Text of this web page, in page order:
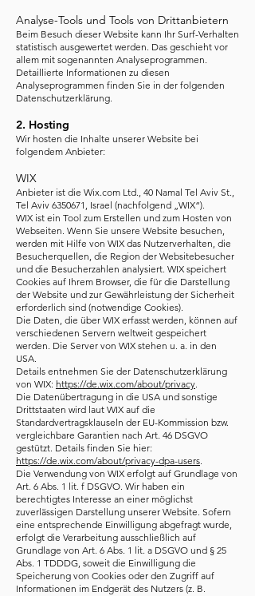
Analyse-Tools und Tools von Drittanbietern
Beim Besuch dieser Website kann Ihr Surf-Verhalten
statistisch ausgewertet werden. Das geschieht vor
allem mit sogenannten Analyseprogrammen.
Detaillierte Informationen zu diesen
Analyseprogrammen finden Sie in der folgenden
Datenschutzerklärung.
2. Hosting
Wir hosten die Inhalte unserer Website bei
folgendem Anbieter:
WIX
Anbieter ist die Wix.com Ltd., 40 Namal Tel Aviv St.,
Tel Aviv 6350671 , Israel (nachfolgend „WIX“).
WIX ist ein Tool zum Erstellen und zum Hosten von
Webseiten. Wenn Sie unsere Website besuchen,
werden mit Hilfe von WIX das Nutzerverhalten, die
Besucherquellen, die Region der Websitebesucher
und die Besucherzahlen analysiert. WIX speichert
Cookies auf Ihrem Browser, die für die Darstellung
der Website und zur Gewährleistung der Sicherheit
erforderlich sind (notwendige Cookies).
Die Daten, die über WIX erfasst werden, können auf
verschiedenen Servern weltweit gespeichert
werden. Die Server von WIX stehen u. a. in den
USA.
Details entnehmen Sie der Datenschutzerklärung
von WIX: https://de.wix.com/about/privacy.
Die Datenübertragung in die USA und sonstige
Drittstaaten wird laut WIX auf die
Standardvertragsklauseln der EU-Kommission bzw.
vergleichbare Garantien nach Art. 46 DSGVO
gestützt. Details finden Sie hier:
https://de.wix.com/about/privacy-dpa-users.
Die Verwendung von WIX erfolgt auf Grundlage von
Art. 6 Abs. 1 lit. f DSGVO. Wir haben ein
berechtigtes Interesse an einer möglichst
zuverlässigen Darstellung unserer Website. Sofern
eine entsprechende Einwilligung abgefragt wurde,
erfolgt die Verarbeitung ausschließlich auf
Grundlage von Art. 6 Abs. 1 lit. a DSGVO und § 25
Abs. 1 TDDDG, soweit die Einwilligung die
Speicherung von Cookies oder den Zugriff auf
Informationen im Endgerät des Nutzers (z. B.